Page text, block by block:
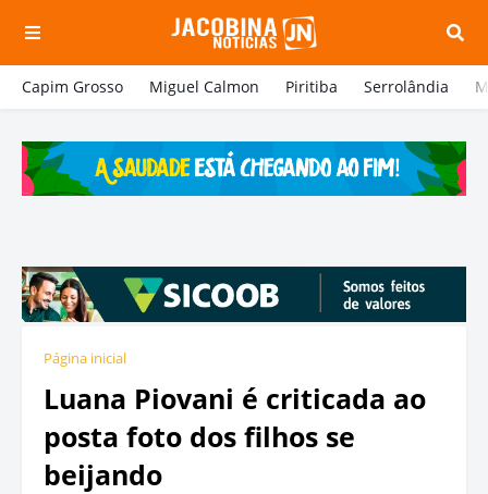
Capim Grosso Miguel Calmon Piritiba Serrolândia
Página inicial
Luana Piovani é criticada ao
posta foto dos filhos se
beijando